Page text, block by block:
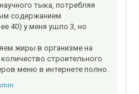
тыка, потребляя
содержанием
40) у меня ушло 3, но
жиры в организме на
строительного
меню в интернете полно.